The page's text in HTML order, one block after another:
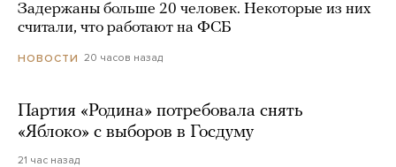
Задержаны больше 20 человек. Некоторые из них
считали, что работают на ФСБ
НОВОСТИ 20 часов назад
Партия «Родина» потребовала снять
«Яблоко» с выборов в Госдуму
21 час назад